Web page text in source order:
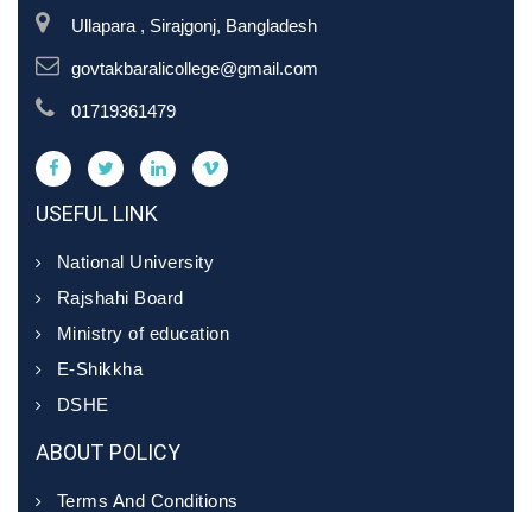
Ullapara , Sirajgonj, Bangladesh
govtakbaralicollege@gmail.com
01719361479
USEFUL LINK
National University
Rajshahi Board
Ministry of education
E-Shikkha
DSHE
ABOUT POLICY
Terms And Conditions